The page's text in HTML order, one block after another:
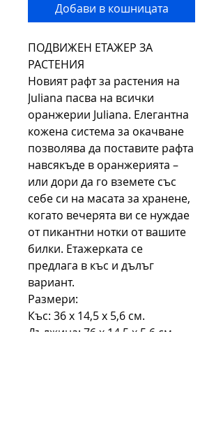
Добави в кошницата
ПОДВИЖЕН ЕТАЖЕР ЗА
РАСТЕНИЯ
Новият рафт за растения на
Juliana пасва на всички
оранжерии Juliana. Елегантна
кожена система за окачване
позволява да поставите рафта
навсякъде в оранжерията –
или дори да го вземете със
себе си на масата за хранене,
когато вечерята ви се нуждае
от пикантни нотки от вашите
билки. Етажерката се
предлага в къс и дълъг
вариант.
Размери:
Къс: 36 х 14,5 х 5,6 см.
Дължина: 76 х 14,5 х 5,6 см.